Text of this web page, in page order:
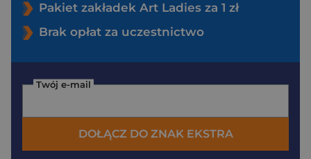
Pakiet zakładek Art Ladies za 1 zł
Brak opłat za uczestnictwo
Twój e-mail
DOŁĄCZ DO ZNAK EKSTRA